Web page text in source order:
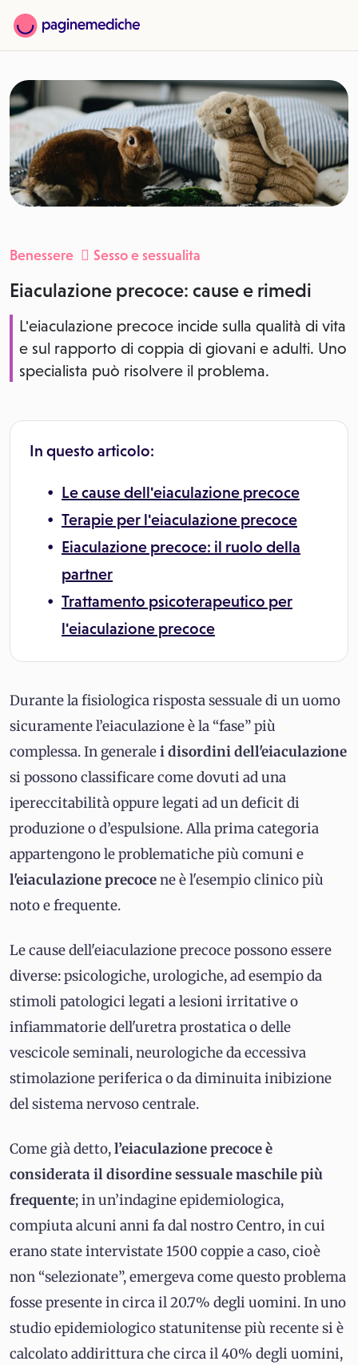
Benessere Sesso e sessualita
Eiaculazione precoce: cause e rimedi
L'eiaculazione precoce incide sulla qualità di vita
e sul rapporto di coppia di giovani e adulti. Uno
specialista può risolvere il problema.
In questo articolo:
Le cause dell'eiaculazione precoce
Terapie per l'eiaculazione precoce
Eiaculazione precoce: il ruolo della
partner
Trattamento psicoterapeutico per
l'eiaculazione precoce
Durante la fisiologica risposta sessuale di un uomo
sicuramente l’eiaculazione è la “fase” più
complessa. In generalei disordini dell'eiaculazione
si possono classificare come dovuti ad una
ipereccitabilità oppure legati ad un deficit di
produzione o d’espulsione. Alla prima categoria
appartengono le problematiche più comuni e
l'eiaculazione precocene è l'esempio clinico più
noto e frequente.
Le causedell'eiaculazione precoce possono essere
diverse: psicologiche, urologiche, ad esempio da
stimoli patologici legati a lesioni irritative o
infiammatorie dell'uretra prostatica o delle
vescicole seminali, neurologiche da eccessiva
stimolazione periferica o da diminuita inibizione
del sistema nervoso centrale.
Come già detto,l’eiaculazione precoce è
considerata il disordine sessuale maschile più
frequente; in un’indagine epidemiologica,
compiuta alcuni anni fa dal nostro Centro, in cui
erano state intervistate 1500 coppie a caso, cioè
non “selezionate”, emergeva come questo problema
fosse presente in circa il 20.7% degli uomini. In uno
studio epidemiologico statunitense più recente si è
calcolato addirittura che circa il 40% degli uomini,